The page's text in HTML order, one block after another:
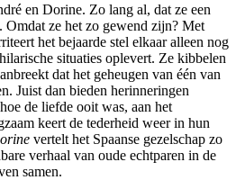
en Dorine. Zo lang al, dat ze een
Omdat ze het zo gewend zijn? Met
het bejaarde stel elkaar alleen nog
situaties oplevert. Ze kibbelen
dat het geheugen van één van
Juist dan bieden herinneringen
de liefde ooit was, aan het
keert de tederheid weer in hun
vertelt het Spaanse gezelschap zo
verhaal van oude echtparen in de
samen.